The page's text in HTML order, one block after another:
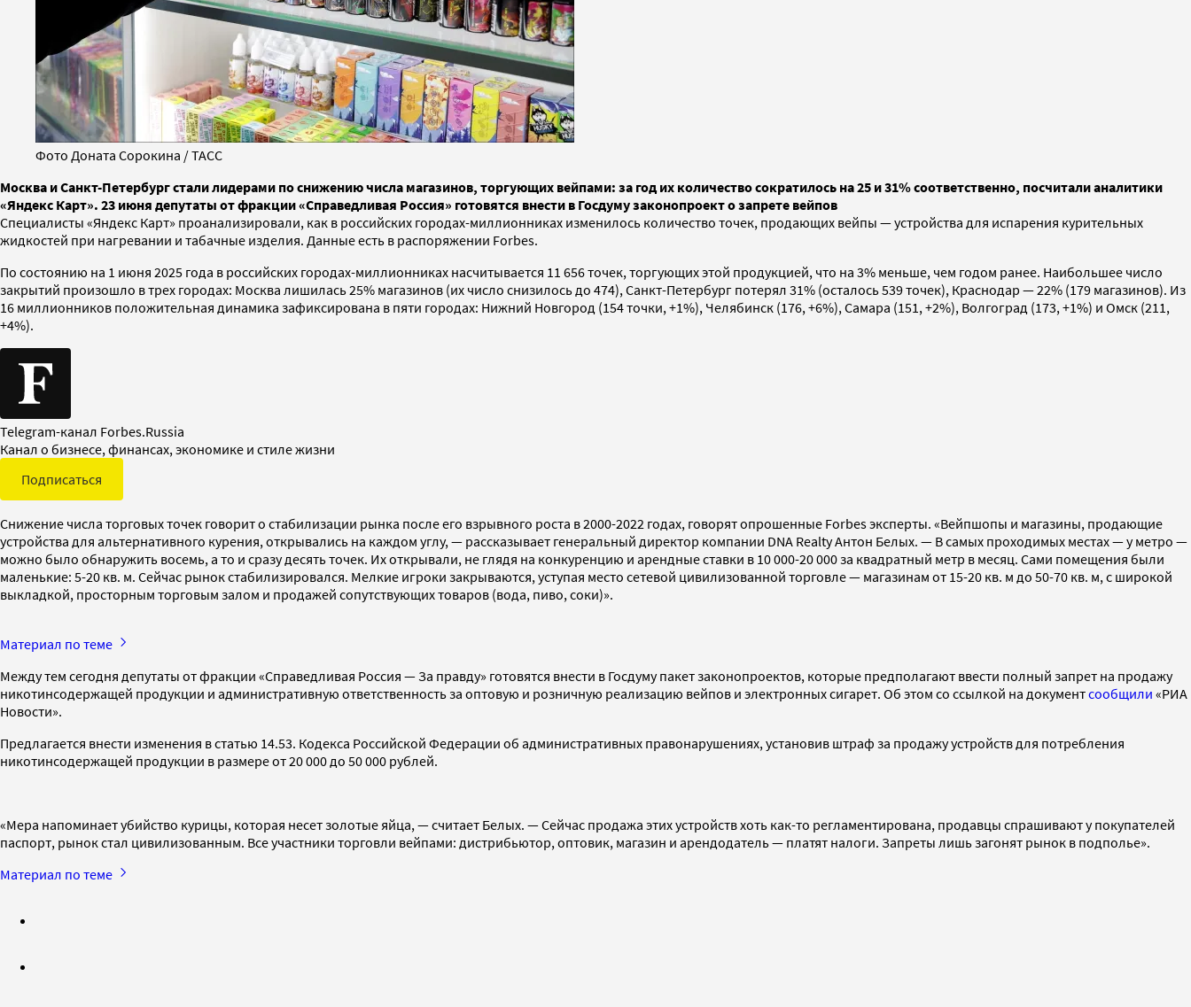
Фото Доната Сорокина / ТАСС
Москва и Санкт-Петербург стали лидерами по снижению числа магазинов, торгующих вейпами: за год их количество сократилось на 25 и 31% соответственно, посчитали аналитики
«Яндекс Карт». 23 июня депутаты от фракции «Справедливая Россия» готовятся внести в Госдуму законопроект о запрете вейпов
Специалисты «Яндекс Карт» проанализировали, как в российских городах-миллионниках изменилось количество точек, продающих вейпы — устройства для испарения курительных
жидкостей при нагревании и табачные изделия. Данные есть в распоряжении Forbes.
По состоянию на 1 июня 2025 года в российских городах-миллионниках насчитывается 11 656 точек, торгующих этой продукцией, что на 3% меньше, чем годом ранее. Наибольшее число
закрытий произошло в трех городах: Москва лишилась 25% магазинов (их число снизилось до 474), Санкт-Петербург потерял 31% (осталось 539 точек), Краснодар — 22% (179 магазинов). Из
16 миллионников положительная динамика зафиксирована в пяти городах: Нижний Новгород (154 точки, +1%), Челябинск (176, +6%), Самара (151, +2%), Волгоград (173, +1%) и Омск (211,
+4%).
Telegram-канал Forbes.Russia
Канал о бизнесе, финансах, экономике и стиле жизни
Подписаться
Снижение числа торговых точек говорит о стабилизации рынка после его взрывного роста в 2000-2022 годах, говорят опрошенные Forbes эксперты. «Вейпшопы и магазины, продающие
устройства для альтернативного курения, открывались на каждом углу, — рассказывает генеральный директор компании DNA Realty Антон Белых. — В самых проходимых местах — у метро —
можно было обнаружить восемь, а то и сразу десять точек. Их открывали, не глядя на конкуренцию и арендные ставки в 10 000-20 000 за квадратный метр в месяц. Сами помещения были
маленькие: 5-20 кв. м. Сейчас рынок стабилизировался. Мелкие игроки закрываются, уступая место сетевой цивилизованной торговле — магазинам от 15-20 кв. м до 50-70 кв. м, с широкой
выкладкой, просторным торговым залом и продажей сопутствующих товаров (вода, пиво, соки)».
Материал по теме
Между тем сегодня депутаты от фракции «Справедливая Россия — За правду» готовятся внести в Госдуму пакет законопроектов, которые предполагают ввести полный запрет на продажу
никотинсодержащей продукции и административную ответственность за оптовую и розничную реализацию вейпов и электронных сигарет. Об этом со ссылкой на документсообщили «РИА
Новости».
Предлагается внести изменения в статью 14.53. Кодекса Российской Федерации об административных правонарушениях, установив штраф за продажу устройств для потребления
никотинсодержащей продукции в размере от 20 000 до 50 000 рублей.
«Мера напоминает убийство курицы, которая несет золотые яйца, — считает Белых. — Сейчас продажа этих устройств хоть как-то регламентирована, продавцы спрашивают у покупателей
паспорт, рынок стал цивилизованным. Все участники торговли вейпами: дистрибьютор, оптовик, магазин и арендодатель — платят налоги. Запреты лишь загонят рынок в подполье».
Материал по теме